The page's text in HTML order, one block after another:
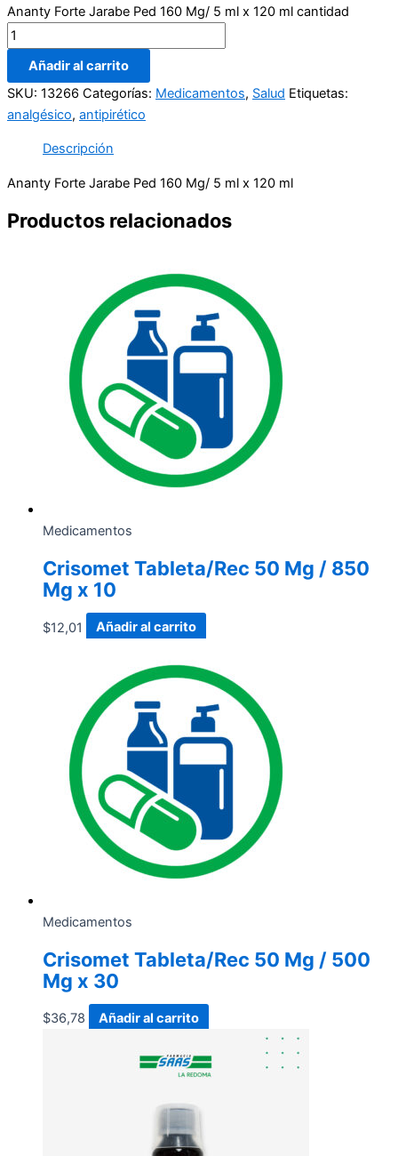
Ananty Forte Jarabe Ped 160 Mg/ 5 ml x 120 ml cantidad
Añadir al carrito
SKU: 13266 Categorías: Medicamentos, Salud Etiquetas:
analgésico, antipirético
Descripción
Ananty Forte Jarabe Ped 160 Mg/ 5 ml x 120 ml
Productos relacionados
Medicamentos
Crisomet Tableta/Rec 50 Mg / 850
Mg x 10
$12,01 Añadir al carrito
Medicamentos
Crisomet Tableta/Rec 50 Mg / 500
Mg x 30
$36,78 Añadir al carrito